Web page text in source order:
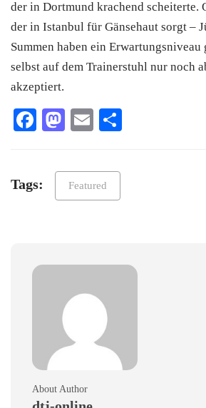
der in Dortmund krachend scheiterte.
der in Istanbul für Gänsehaut sorgt –
Summen haben ein Erwartungsniveau
selbst auf dem Trainerstuhl nur noch
akzeptiert.
Facebook
Mastodon
Email
Tags: Featured
About Author